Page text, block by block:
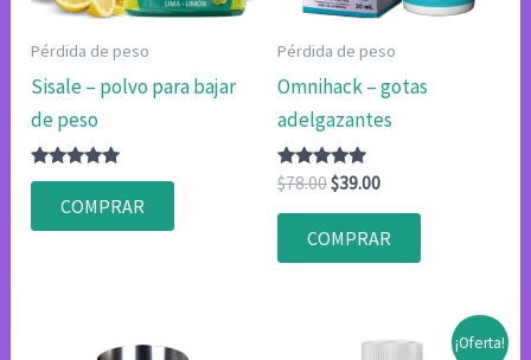
Pérdida de peso
Sisale – polvo para bajar
de peso
Valorado
4.75
de 5
COMPRAR
Pérdida de peso
Omnihack – gotas
adelgazantes
Valorado
con
4.80
$78.00El
original
era:
$39.00El
actual
es:
COMPRAR
¡Oferta!